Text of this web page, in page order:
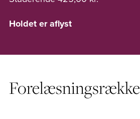
Holdet er aflyst
Forelæsningsrække